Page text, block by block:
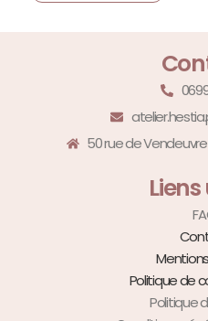
50 rue de
Politique de
Politique